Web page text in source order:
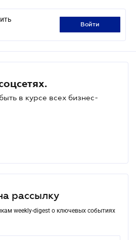
войти
в курсе всех бизнес-
рассылку
weekly-digest о ключевых событиях